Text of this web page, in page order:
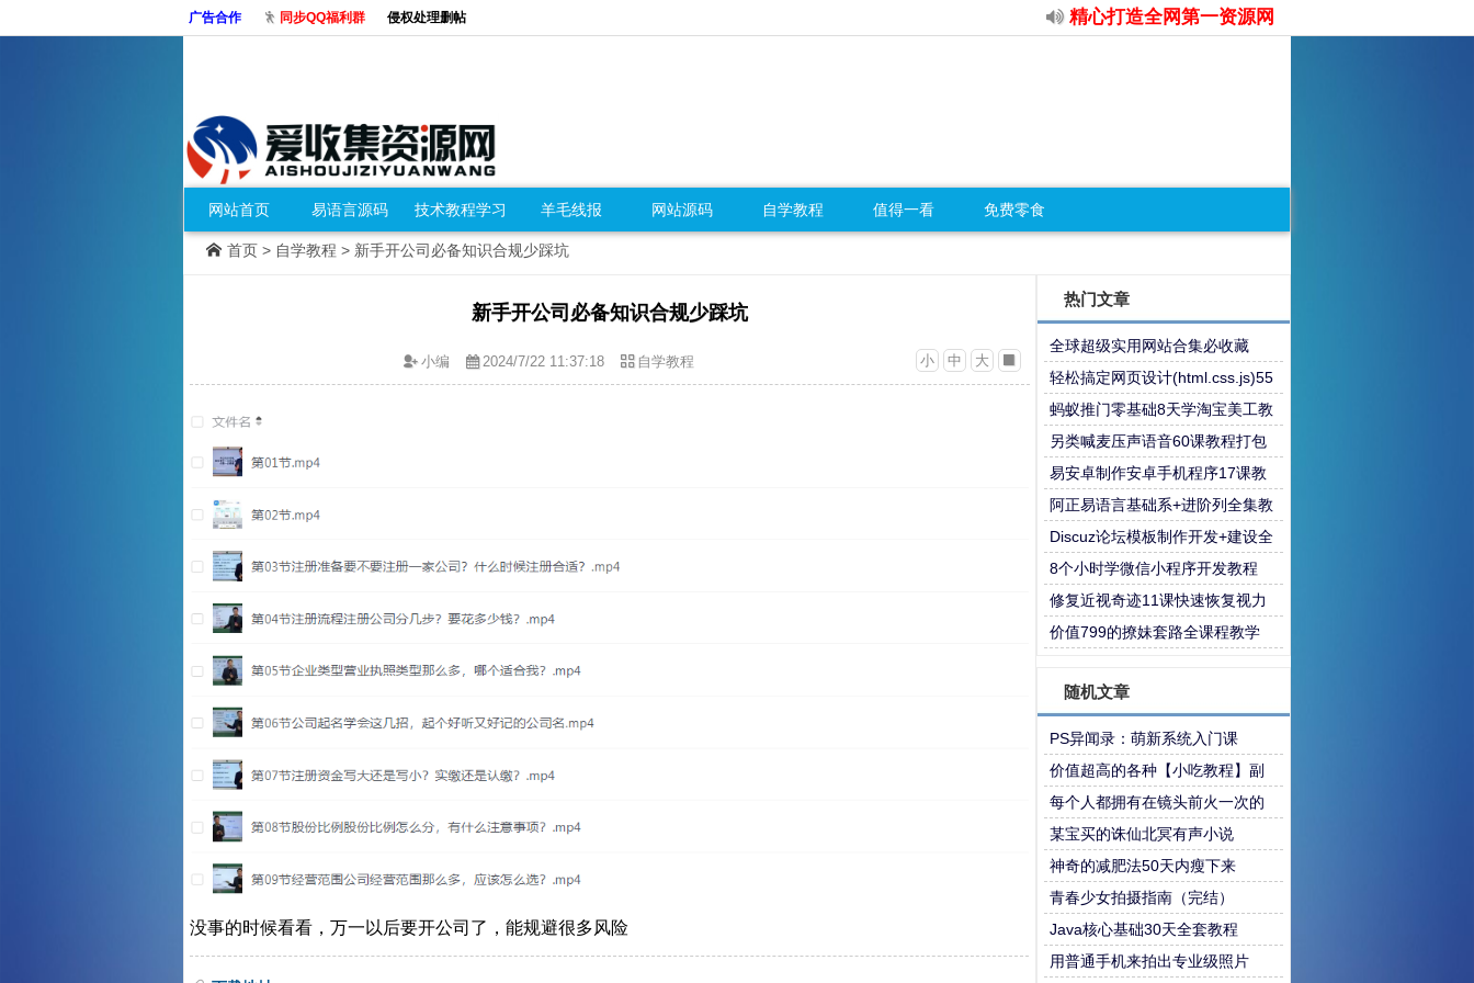
广告合作 同步QQ福利群 侵权处理删帖 精心打造全网第一资源网
网站首页 易语言源码 技术教程学习 羊毛线报 网站源码 自学教程 值得一看 免费零食
首页 > 自学教程 > 新手开公司必备知识合规少踩坑
新手开公司必备知识合规少踩坑
小 中 大
小编 2024/7/22 11:37:18 自学教程
没事的时候看看，万一以后要开公司了，能规避很多风险
热门文章
全球超级实用网站合集必收藏
轻松搞定网页设计(html.css.js)55
课教程
蚂蚁推门零基础8天学淘宝美工教
程
另类喊麦压声语音60课教程打包
易安卓制作安卓手机程序17课教
程
阿正易语言基础系+进阶列全集教
程
Discuz论坛模板制作开发+建设全
套教程
8个小时学微信小程序开发教程
修复近视奇迹11课快速恢复视力
价值799的撩妹套路全课程教学
随机文章
PS异闻录：萌新系统入门课
价值超高的各种【小吃教程】副
业摆摊先学上
每个人都拥有在镜头前火一次的
权利
某宝买的诛仙北冥有声小说
神奇的减肥法50天内瘦下来
青春少女拍摄指南（完结）
Java核心基础30天全套教程
用普通手机来拍出专业级照片